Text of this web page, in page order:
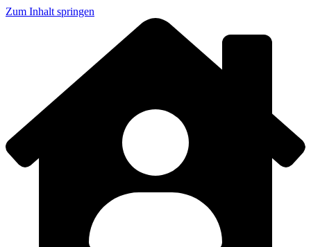
Zum Inhalt springen